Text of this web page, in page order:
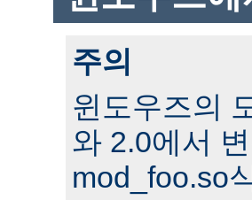
주의
윈도우즈의
와 2.0에서
mod_foo.so